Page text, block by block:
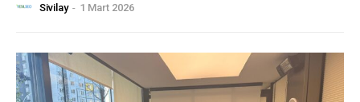
Sivilay - 1 Mart 2026